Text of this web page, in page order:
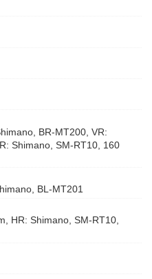
BR-MT200, VR:
Shimano, SM-RT10, 160
BL-MT201
HR: Shimano, SM-RT10,